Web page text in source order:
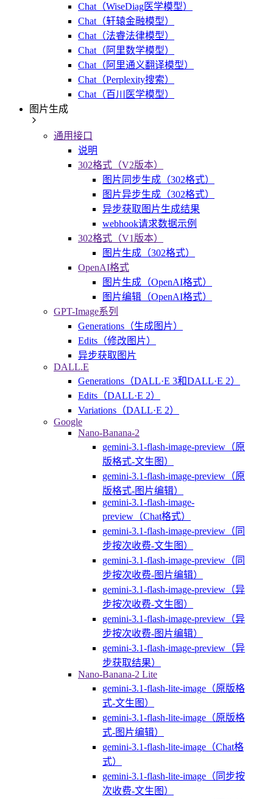
Chat（WiseDiag医学模型）
Chat（轩辕金融模型）
Chat（法睿法律模型）
Chat（阿里数学模型）
Chat（阿里通义翻译模型）
Chat（Perplexity搜索）
Chat（百川医学模型）
图片生成
通用接口
说明
302格式（V2版本）
图片同步生成（302格式）
图片异步生成（302格式）
异步获取图片生成结果
webhook请求数据示例
302格式（V1版本）
图片生成（302格式）
OpenAI格式
图片生成（OpenAI格式）
图片编辑（OpenAI格式）
GPT-Image系列
Generations（生成图片）
Edits（修改图片）
异步获取图片
DALL.E
Generations（DALL·E 3和DALL·E 2）
Edits（DALL·E 2）
Variations（DALL·E 2）
Google
Nano-Banana-2
gemini-3.1-flash-image-preview（原
版格式-文生图）
gemini-3.1-flash-image-preview（原
版格式-图片编辑）
gemini-3.1-flash-image-
preview（Chat格式）
gemini-3.1-flash-image-preview（同
步按次收费-文生图）
gemini-3.1-flash-image-preview（同
步按次收费-图片编辑）
gemini-3.1-flash-image-preview（异
步按次收费-文生图）
gemini-3.1-flash-image-preview（异
步按次收费-图片编辑）
gemini-3.1-flash-image-preview（异
步获取结果）
Nano-Banana-2 Lite
gemini-3.1-flash-lite-image（原版格
式-文生图）
gemini-3.1-flash-lite-image（原版格
式-图片编辑）
gemini-3.1-flash-lite-image（Chat格
式）
gemini-3.1-flash-lite-image（同步按
次收费-文生图）